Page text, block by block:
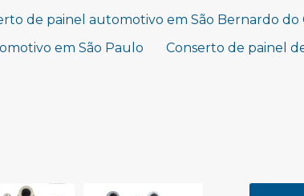
de painel automotivo em São Bernardo do
em São Paulo
Conserto de painel